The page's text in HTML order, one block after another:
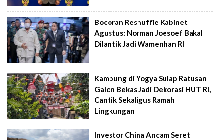
Bocoran Reshuffle Kabinet
Agustus: Norman Joesoef Bakal
Dilantik Jadi Wamenhan RI
Kampung di Yogya Sulap Ratusan
Galon Bekas Jadi Dekorasi HUT RI,
Cantik Sekaligus Ramah
Lingkungan
Investor China Ancam Seret